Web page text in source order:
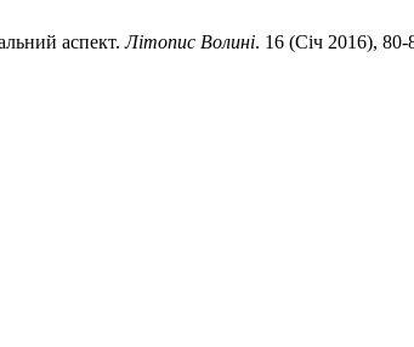
аспект.Літопис Волині. 16 (Січ 2016), 80-